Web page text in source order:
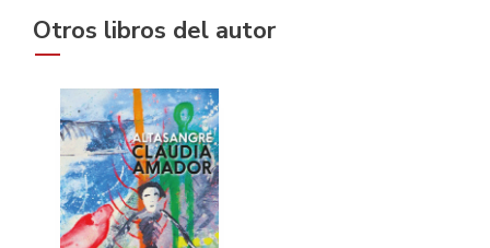
Otros libros del autor